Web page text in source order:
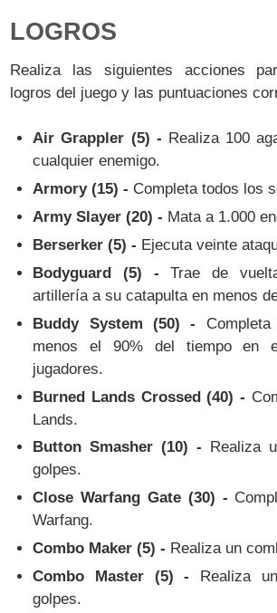
LOGROS
Realiza las siguientes acciones
logros del juego y las puntuaciones
Air Grappler (5) - Realiza 100
cualquier enemigo.
Armory (15) - Completa todos los
Army Slayer (20) - Mata a 1.000
Berserker (5) - Ejecuta veinte
Bodyguard (5) -Trae de
artillería a su catapulta en menos
Buddy System (50) -
menos el 90% del tiempo en
jugadores.
Burned Lands Crossed (40) -
Lands.
Button Smasher (10) -
Realiza
golpes.
Close Warfang Gate (30) -
Warfang.
Combo Maker (5) - Realiza un
Combo Master (5) - Realiza
golpes.